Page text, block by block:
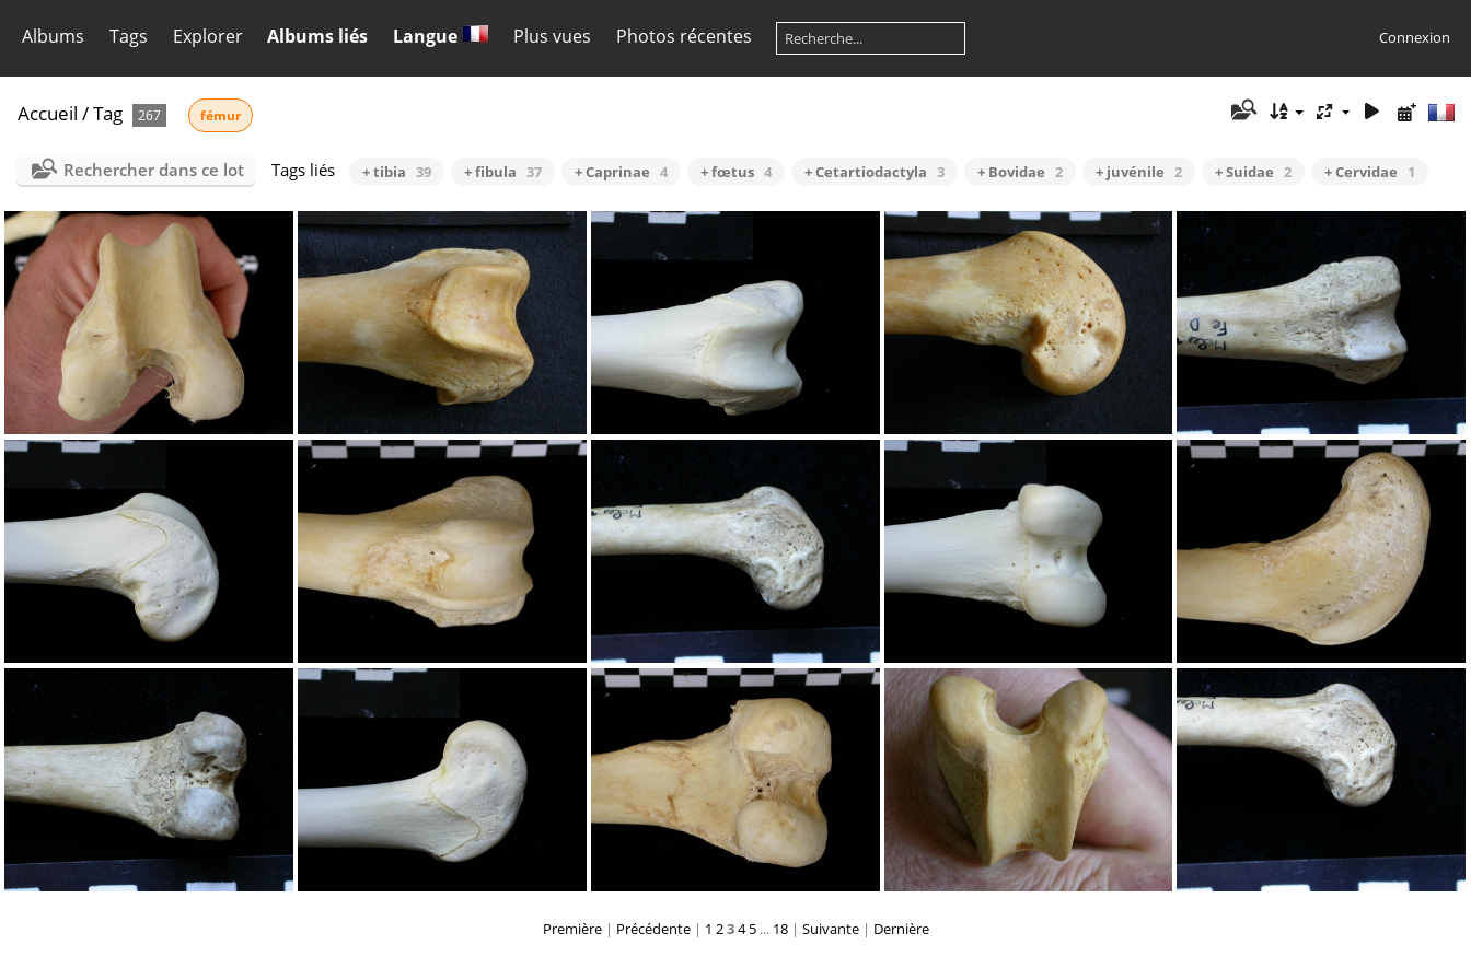
Albums Tags Explorer Albums liés Langue Plus vues Photos récentes Connexion
Accueil /Tag 267 fémur
Rechercher dans ce lot Tags liés + tibia 39 + fibula 37 + Caprinae 4 + fœtus 4 + Cetartiodactyla 3 + Bovidae 2 + juvénile 2 + Suidae 2 + Cervidae 1
Fémur : partie distale Fémur : partie distale Fémur : partie distale Fémur : partie distale Fémur : partie distale
Fémur : partie distale Fémur : partie distale Fémur : partie distale Fémur : partie distale Fémur : partie distale
Première| Précédente| 1 234 5... 18 | Suivante | Dernière